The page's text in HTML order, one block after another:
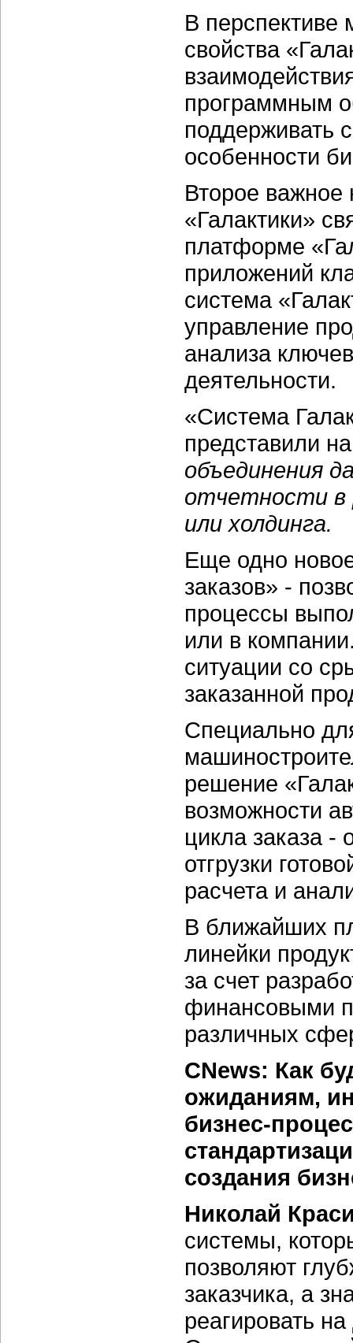
В перспективе
свойства
программным
поддерживать
особенности
Второе важное
«Галактики»
платформе
приложений
система
управление
анализа
деятельности.
«Система
представили
объединения
отчетности в
или холдинга.
Еще одно
заказов» -
процессы
или в
ситуации со
заказанной
Специально
решение
возможности
цикла заказа -
отгрузки
расчета и
В ближайших
линейки
за счет
финансовыми
различных
CNews: Как
ожиданиям,
бизнес-
создания
Николай
системы,
позволяют
заказчика, а
реагировать